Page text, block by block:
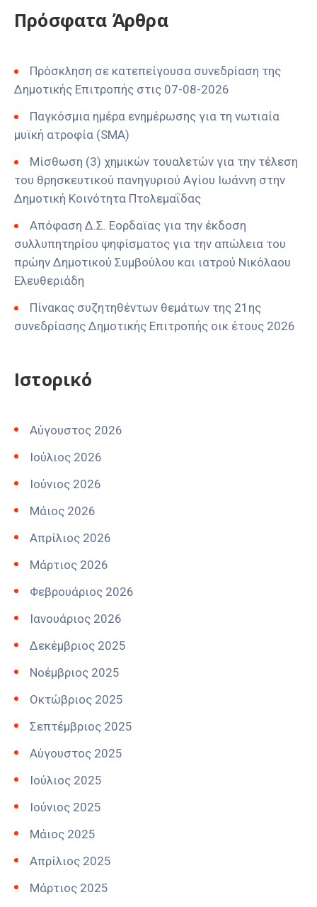
Πρόσφατα Άρθρα
Πρόσκληση σε κατεπείγουσα συνεδρίαση της
Δημοτικής Επιτροπής στις 07-08-2026
Παγκόσμια ημέρα ενημέρωσης για τη νωτιαία
μυϊκή ατροφία (SMA)
Μίσθωση (3) χημικών τουαλετών για την τέλεση
του θρησκευτικού πανηγυριού Αγίου Ιωάννη στην
Δημοτική Κοινότητα Πτολεμαΐδας
Απόφαση Δ.Σ. Εορδαϊας για την έκδοση
συλλυπητηρίου ψηφίσματος για την απώλεια του
πρώην Δημοτικού Συμβούλου και ιατρού Νικόλαου
Ελευθεριάδη
Πίνακας συζητηθέντων θεμάτων της 21ης
συνεδρίασης Δημοτικής Επιτροπής οικ έτους 2026
Ιστορικό
Αύγουστος 2026
Ιούλιος 2026
Ιούνιος 2026
Μάιος 2026
Απρίλιος 2026
Μάρτιος 2026
Φεβρουάριος 2026
Ιανουάριος 2026
Δεκέμβριος 2025
Νοέμβριος 2025
Οκτώβριος 2025
Σεπτέμβριος 2025
Αύγουστος 2025
Ιούλιος 2025
Ιούνιος 2025
Μάιος 2025
Απρίλιος 2025
Μάρτιος 2025